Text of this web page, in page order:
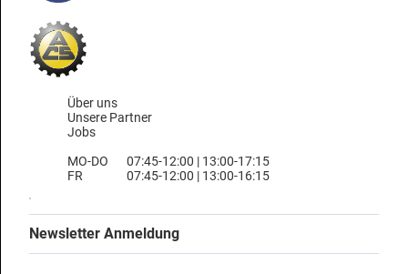
Über uns
Unsere Partner
Jobs
MO-DO
FR
07:45-12:00 | 13:00-17:15
07:45-12:00 | 13:00-16:15
Newsletter Anmeldung